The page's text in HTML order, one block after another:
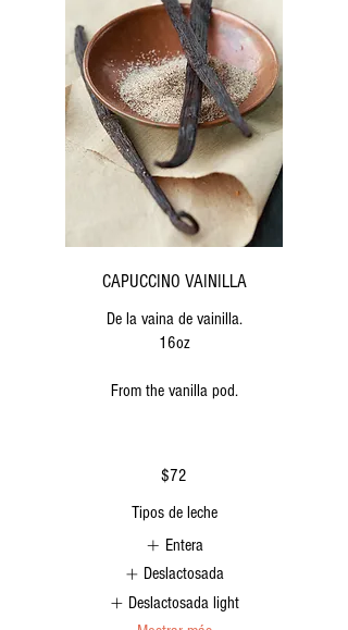
CAPUCCINO VAINILLA
De la vaina de vainilla.
16oz
From the vanilla pod.
$72
Tipos de leche
Entera
Deslactosada
Deslactosada light